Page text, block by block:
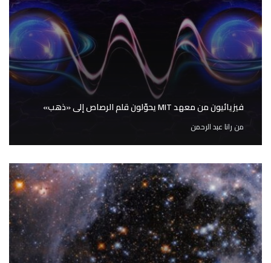
فيزيائيون من معهد MIT يحوّلون قلم الرصاص إلى «ذهب»
من رانا عبد الرحمن